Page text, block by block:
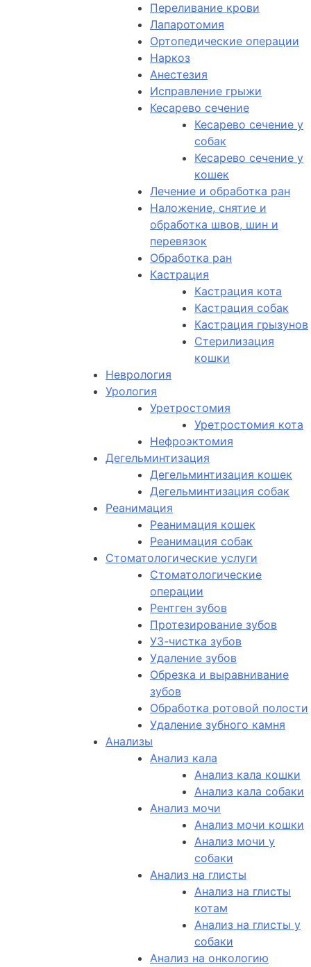
Переливание крови
Лапаротомия
Ортопедические операции
Наркоз
Анестезия
Исправление грыжи
Кесарево сечение
Кесарево сечение у
собак
Кесарево сечение у
кошек
Лечение и обработка ран
Наложение, снятие и
обработка швов, шин и
перевязок
Обработка ран
Кастрация
Кастрация кота
Кастрация собак
Кастрация грызунов
Стерилизация
кошки
Неврология
Урология
Уретростомия
Уретростомия кота
Нефроэктомия
Дегельминтизация
Дегельминтизация кошек
Дегельминтизация собак
Реанимация
Реанимация кошек
Реанимация собак
Стоматологические услуги
Стоматологические
операции
Рентген зубов
Протезирование зубов
УЗ-чистка зубов
Удаление зубов
Обрезка и выравнивание
зубов
Обработка ротовой полости
Удаление зубного камня
Анализы
Анализ кала
Анализ кала кошки
Анализ кала собаки
Анализ мочи
Анализ мочи кошки
Анализ мочи у
собаки
Анализ на глисты
Анализ на глисты
котам
Анализ на глисты у
собаки
Анализ на онкологию